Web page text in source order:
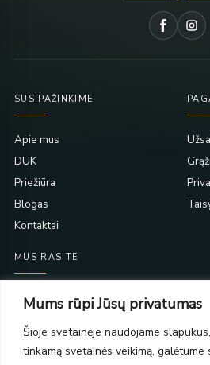
Mums rūpi Jūsų privatumas
Šioje svetainėje naudojame
tinkamą svetainės veikimą,
SUSIPAŽINKIME
Apie mus
DUK
Priežiūra
Blogas
Kontaktai
MUS RASITE
Taikos pr. 139
PC Molas, Klaipėda
Taikos pr. 141
PC BIG 2, Klaipėda
Šilutės pl. 35